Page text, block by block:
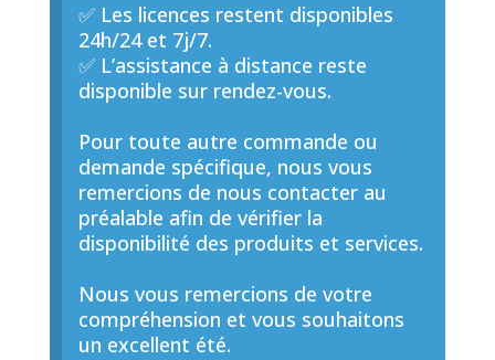
✅ Les licences restent disponibles
24h/24 et 7j/7.
✅ L’assistance à distance reste
disponible sur rendez-vous.
Pour toute autre commande ou
demande spécifique, nous vous
remercions de nous contacter au
préalable afin de vérifier la
disponibilité des produits et services.
Nous vous remercions de votre
compréhension et vous souhaitons
un excellent été.